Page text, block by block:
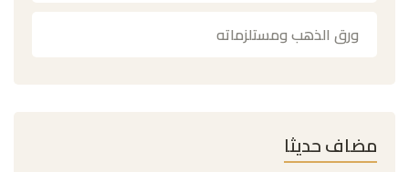
ورق الذهب ومستلزماته
مضاف حديثا